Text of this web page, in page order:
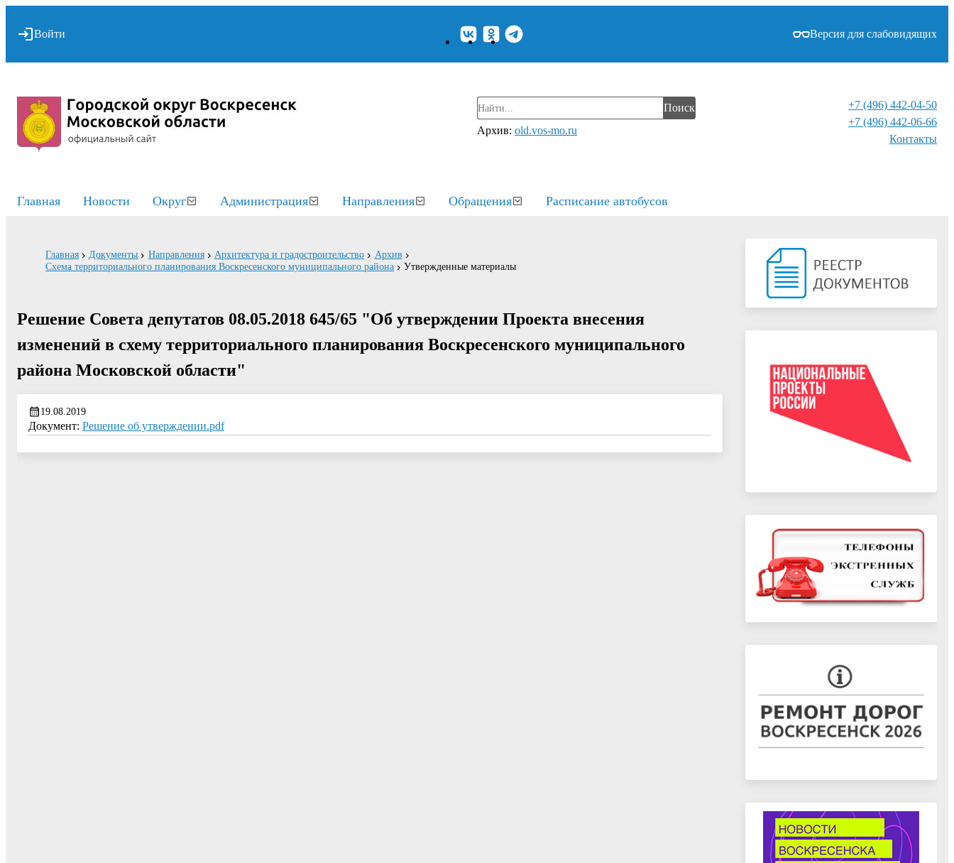
Войти Версия для слабовидящих
Поиск
Архив: old.vos-mo.ru
+7 (496) 442-04-50
+7 (496) 442-06-66
Контакты⁠
Главная Новости Округ Администрация Направления Обращения Расписание автобусов
Главная Документы Направления Архитектура и градостроительство
Архив
Схема территориального планирования Воскресенского муниципального района
Утвержденные материалы
Решение Совета депутатов 08.05.2018 645/65 "Об утверждении Проекта внесения
изменений в схему территориального планирования Воскресенского муниципального
района Московской области"
19.08.2019
Документ: Решение об утверждении.pdf